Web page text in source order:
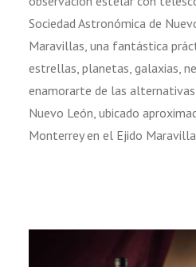
Sociedad Astronómica de
Maravillas, una fantástica
estrellas, planetas, galaxias,
enamorarte de las
Nuevo León, ubicado
Monterrey en el Ejido